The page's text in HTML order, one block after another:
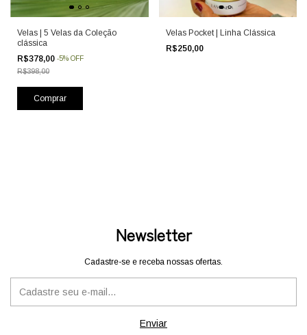
Velas | 5 Velas da Coleção
clássica
R$378,00 -5% OFF
R$398,00
Velas Pocket | Linha Clássica
R$250,00
Newsletter
Cadastre-se e receba nossas ofertas.